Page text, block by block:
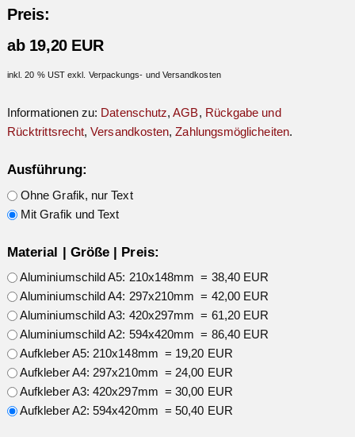
Preis:
ab 19,20 EUR
inkl. 20 % UST exkl. Verpackungs- und Versandkosten
Informationen zu: Datenschutz,AGB, Rückgabe und
Rücktrittsrecht,Versandkosten,Zahlungsmöglicheiten.
Ausführung:
Ohne Grafik, nur Text
Mit Grafik und Text
Material | Größe | Preis:
Aluminiumschild A5: 210x148mm = 38,40 EUR
Aluminiumschild A4: 297x210mm = 42,00 EUR
Aluminiumschild A3: 420x297mm = 61,20 EUR
Aluminiumschild A2: 594x420mm = 86,40 EUR
Aufkleber A5: 210x148mm = 19,20 EUR
Aufkleber A4: 297x210mm = 24,00 EUR
Aufkleber A3: 420x297mm = 30,00 EUR
Aufkleber A2: 594x420mm = 50,40 EUR